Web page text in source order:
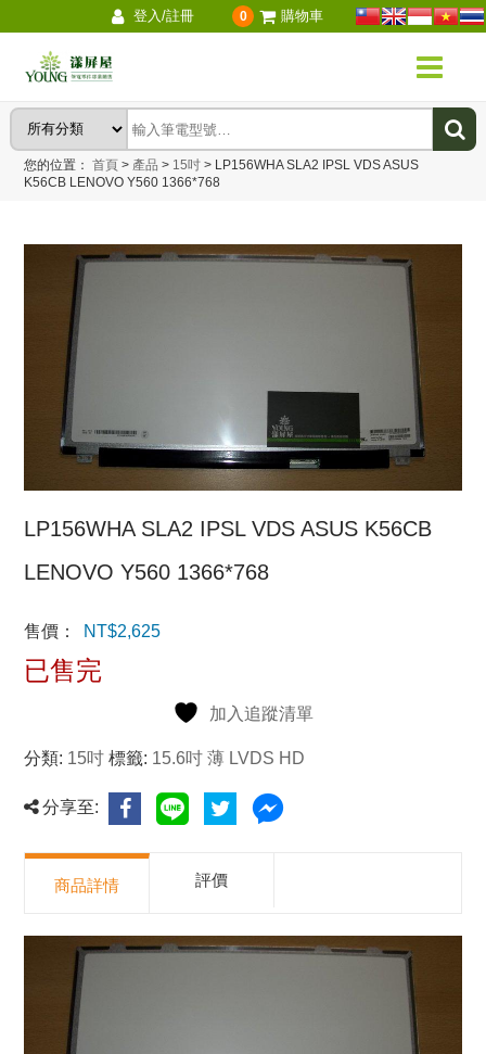
登入/註冊 0 購物車
您的位置：首頁 > 產品 > 15吋 > LP156WHA SLA2 IPSL VDS ASUS
K56CB LENOVO Y560 1366*768
LP156WHA SLA2 IPSL VDS ASUS K56CB
LENOVO Y560 1366*768
售價： NT$2,625
已售完
加入追蹤清單
分類: 15吋 標籤: 15.6吋 薄 LVDS HD
分享至:
商品詳情 評價